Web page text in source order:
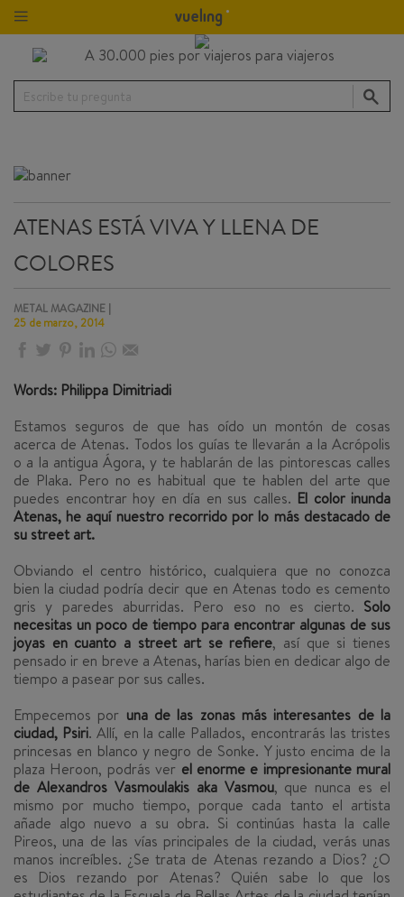
Escribe tu pregunta
ATENAS ESTÁ VIVA Y LLENA DE
COLORES
METAL MAGAZINE |
25 de marzo, 2014
Words: Philippa Dimitriadi
Estamos seguros de que has oído un montón de cosas
acerca de Atenas. Todos los guías te llevarán a la Acrópolis
o a la antigua Ágora, y te hablarán de las pintorescas calles
de Plaka. Pero no es habitual que te hablen del arte que
puedes encontrar hoy en día en sus calles. El color inunda
Atenas, he aquí nuestro recorrido por lo más destacado de
su street art.
Obviando el centro histórico, cualquiera que no conozca
bien la ciudad podría decir que en Atenas todo es cemento
gris y paredes aburridas. Pero eso no es cierto. Solo
necesitas un poco de tiempo para encontrar algunas de sus
joyas en cuanto a street art se refiere, así que si tienes
pensado ir en breve a Atenas, harías bien en dedicar algo de
tiempo a pasear por sus calles.
Empecemos por una de las zonas más interesantes de la
ciudad, Psiri. Allí, en la calle Pallados, encontrarás las tristes
princesas en blanco y negro de Sonke. Y justo encima de la
plaza Heroon, podrás ver el enorme e impresionante mural
de Alexandros Vasmoulakis aka Vasmou, que nunca es el
mismo por mucho tiempo, porque cada tanto el artista
añade algo nuevo a su obra. Si continúas hasta la calle
Pireos, una de las vías principales de la ciudad, verás unas
manos increíbles. ¿Se trata de Atenas rezando a Dios? ¿O
es Dios rezando por Atenas? Quién sabe lo que los